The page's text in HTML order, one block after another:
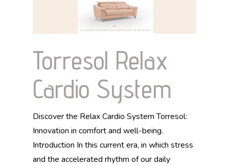
Torresol Relax
Cardio System
Discover the Relax Cardio System Torresol:
Innovation in comfort and well-being.
Introduction In this current era, in which stress
and the accelerated rhythm of our daily